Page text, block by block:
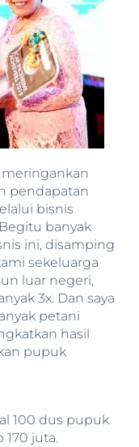
meringankan
pendapatan
bisnis
banyak
ini, disamping
sekeluarga
luar negeri,
3x. Dan saya
petani
hasil
pupuk
100 dus pupuk
170 juta.